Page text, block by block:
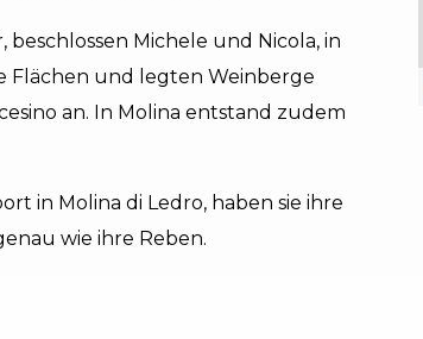
beschlossen Michele und Nicola, in
Flächen und legten Weinberge
an. In Molina entstand zudem
in Molina di Ledro, haben sie ihre
wie ihre Reben.